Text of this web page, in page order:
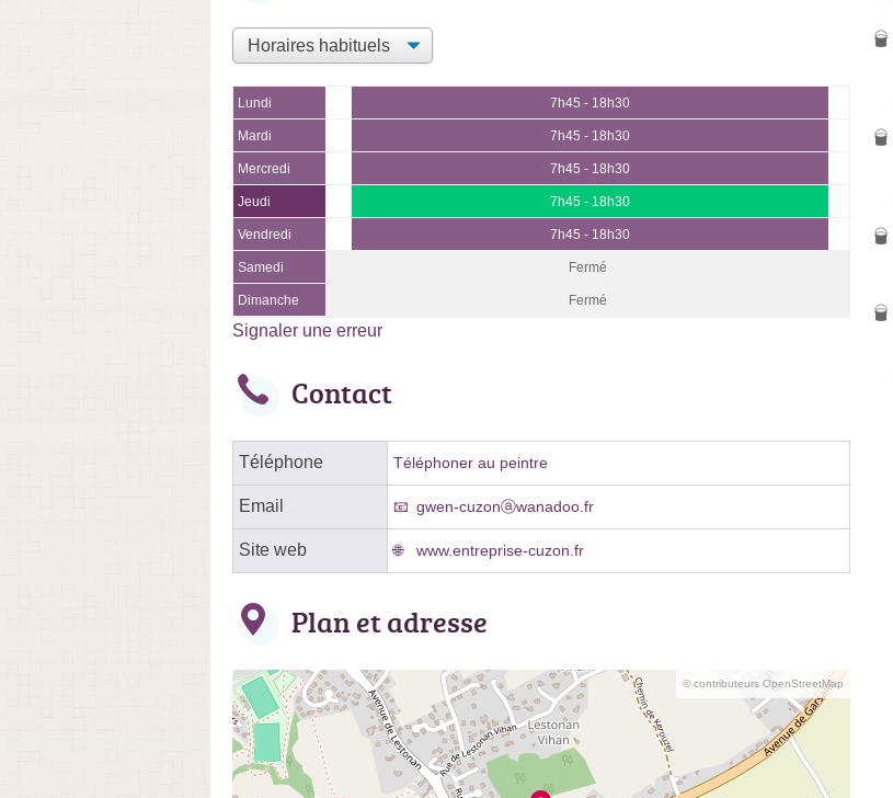
Lundi 7h45 - 18h30
Mardi 7h45 - 18h30
Mercredi 7h45 - 18h30
Jeudi 7h45 - 18h30
Vendredi 7h45 - 18h30
Samedi Fermé
Dimanche Fermé
Signaler une erreur
Contact
Téléphone Téléphoner au peintre
Email gwen-cuzonⓐwanadoo.fr
Site web www.entreprise-cuzon.fr
Plan et adresse
© contributeurs OpenStreetMap